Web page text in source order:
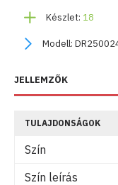
Készlet: 18
Modell:
JELLEMZŐK
TULAJDONSÁGOK
Szín
Szín leírás